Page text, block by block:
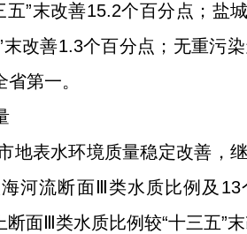
五”末改善15.2个百分点；盐
末改善1.3个百分点；无重污
第一。
地表水环境质量稳定改善，
河流断面Ⅲ类水质比例及
断面Ⅲ类水质比例较“十三五”